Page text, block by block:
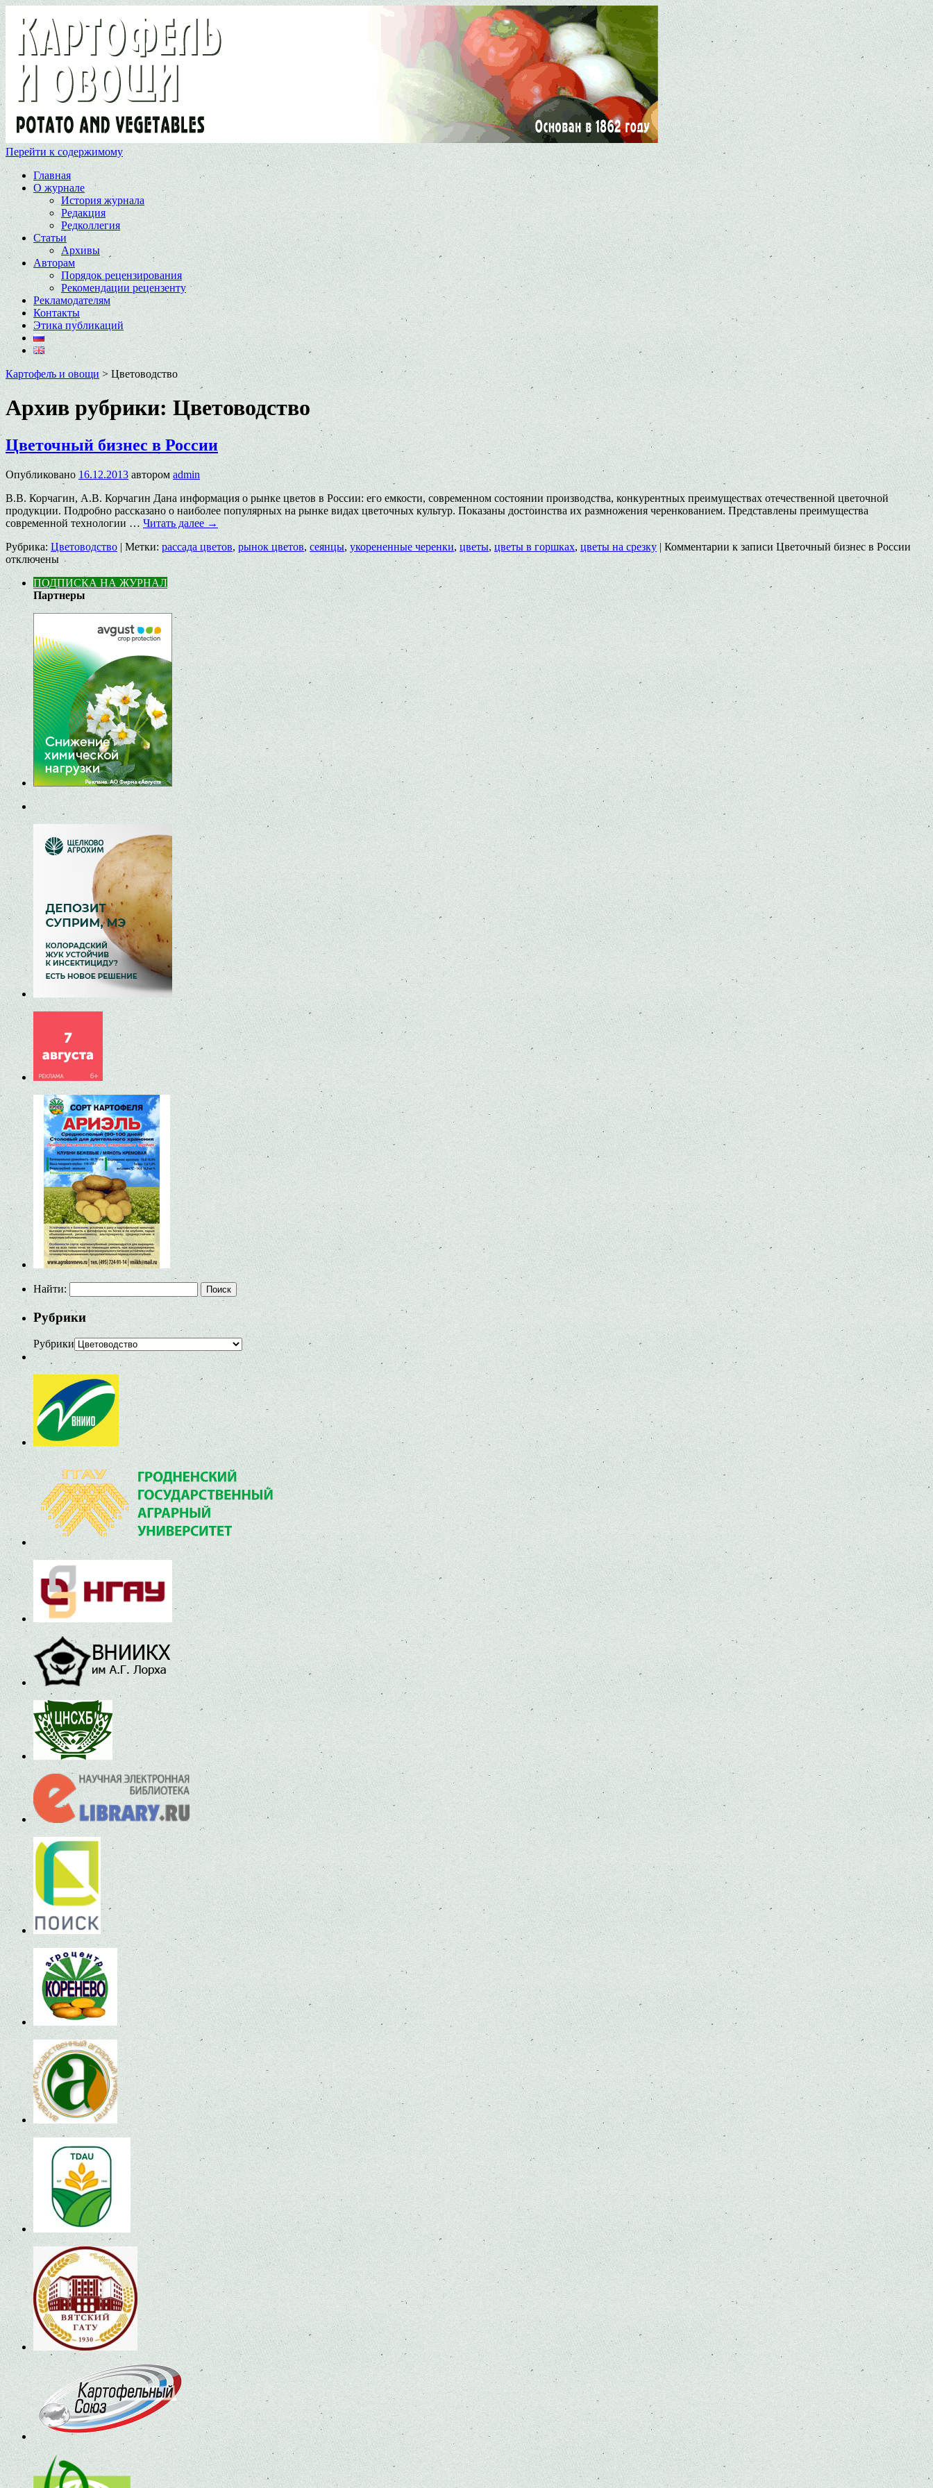
Перейти к содержимому
Главная
О журнале
История журнала
Редакция
Редколлегия
Статьи
Архивы
Авторам
Порядок рецензирования
Рекомендации рецензенту
Рекламодателям
Контакты
Этика публикаций
Картофель и овощи > Цветоводство
Архив рубрики:Цветоводство
Цветочный бизнес в России
Опубликовано 16.12.2013 автором admin
В.В. Корчагин, А.В. Корчагин Дана информация о рынке цветов в России: его емкости, современном состоянии производства, конкурентных преимуществах отечественной цветочной
продукции. Подробно рассказано о наиболее популярных на рынке видах цветочных культур. Показаны достоинства их размножения черенкованием. Представлены преимущества
современной технологии … Читать далее →
Рубрика: Цветоводство | Метки: рассада цветов,рынок цветов,сеянцы, укорененные черенки, цветы, цветы в горшках, цветы на срезку | Комментарии к записи Цветочный бизнес в России
отключены
ПОДПИСКА НА ЖУРНАЛ
Партнеры
Найти:
Рубрики
Рубрики